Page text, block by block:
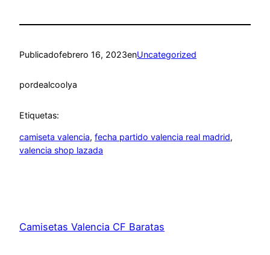
Publicadofebrero 16, 2023enUncategorized
pordealcoolya
Etiquetas:
camiseta valencia, fecha partido valencia real madrid
valencia shop lazada
Camisetas Valencia CF Baratas